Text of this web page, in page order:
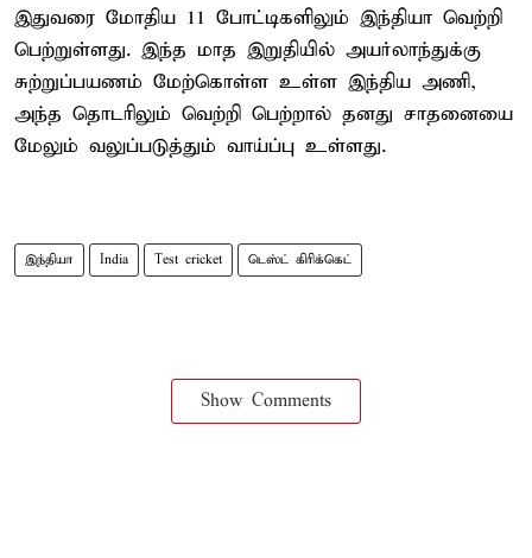
இதுவரை மோதிய 11 போட்டிகளிலும் இந்தியா வெற்றி
பெற்றுள்ளது. இந்த மாத இறுதியில் அயர்லாந்துக்கு
சுற்றுப்பயணம் மேற்கொள்ள உள்ள இந்திய அணி,
அந்த தொடரிலும் வெற்றி பெற்றால் தனது சாதனையை
மேலும் வலுப்படுத்தும் வாய்ப்பு உள்ளது.
இந்தியா India Test cricket டெஸ்ட் கிரிக்கெட்
Show Comments